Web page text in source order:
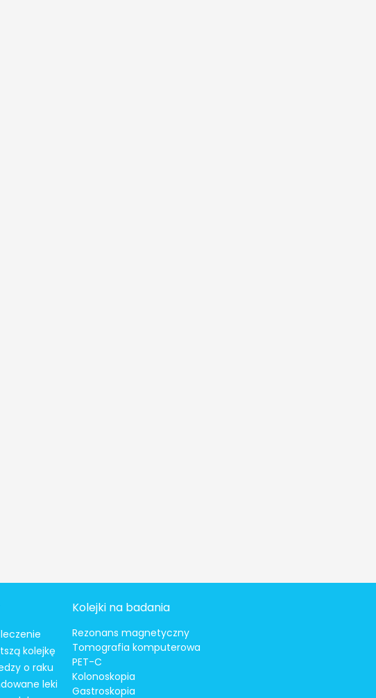
Kolejki na badania
kolejkę
o raku
leki
Rezonans magnetyczny
Tomografia komputerowa
PET-C
Kolonoskopia
Gastroskopia